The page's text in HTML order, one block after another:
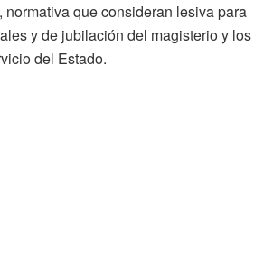
normativa que consideran lesiva para
y de jubilación del magisterio y los
del Estado.